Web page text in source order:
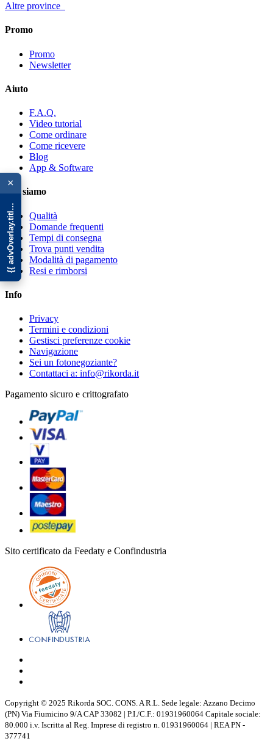
×
{{ advOverlay.title || 'Promo' }}
Altre province
Promo
Promo
Newsletter
Aiuto
F.A.Q.
Video tutorial
Come ordinare
Come ricevere
Blog
App & Software
Chi siamo
Qualità
Domande frequenti
Tempi di consegna
Trova punti vendita
Modalità di pagamento
Resi e rimborsi
Info
Privacy
Termini e condizioni
Gestisci preferenze cookie
Navigazione
Sei un fotonegoziante?
Contattaci a: info@rikorda.it
Pagamento sicuro e crittografato
Sito certificato da Feedaty e Confindustria
Copyright © 2025 Rikorda SOC. CONS. A R.L. Sede legale: Azzano Decimo
(PN) Via Fiumicino 9/A CAP 33082 | P.I./C.F.: 01931960064 Capitale sociale:
80.000 i.v. Iscritta al Reg. Imprese di registro n. 01931960064 | REA PN -
377741